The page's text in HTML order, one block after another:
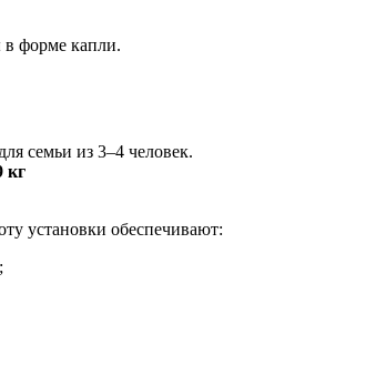
в форме капли.
семьи из 3–4 человек.
кг
установки обеспечивают: